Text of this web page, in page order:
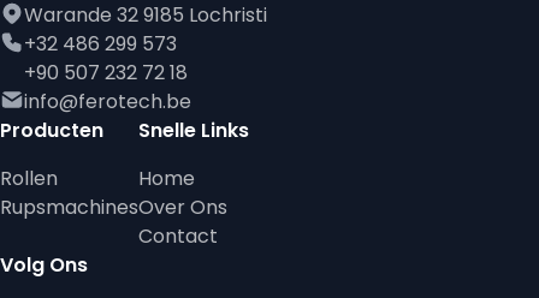
Warande 32 9185 Lochristi
+32 486 299 573
+90 507 232 72 18
info@ferotech.be
Producten
Rollen
Rupsmachines
Snelle Links
Home
Over Ons
Contact
Volg Ons